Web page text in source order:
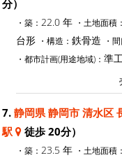
分）
・築： 22.0 年 ・土地面積：
台形 ・構造： 鉄骨造 ・
・都市計画(用途地域)： 準
7. 静岡県 静岡市 清水区
駅
徒歩 20分）
・築： 23.5 年 ・土地面積：